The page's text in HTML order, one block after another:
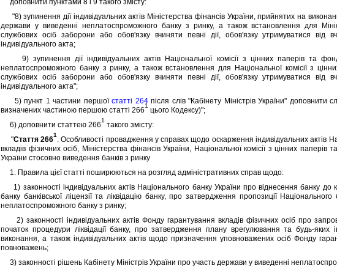
"8) зупинення дiї iндивiдуальних актiв Мiнiстерства фiнансiв України, прийнятих на
держави у виведеннi неплатоспроможного банку з ринку, а також встановлення для
службових осiб заборони або обов'язку вчиняти певнi дiї, обов'язку утримуватися вiд
iндивiдуального акта;
9) зупинення дiї iндивiдуальних актiв Нацiональної комiсiї з цiнних паперiв та
неплатоспроможного банку з ринку, а також встановлення для Нацiональної комiсiї з
службових осiб заборони або обов'язку вчиняти певнi дiї, обов'язку утримуватися вiд
iндивiдуального акта";
5) пункт 1 частини першоїстаттi 264пiсля слiв "Кабiнету Мiнiстрiв України" доповнити
визначених частиною першою статтi 266
1
цього Кодексу)";
6) доповнити статтею 266
1
такого змiсту:
"Стаття 266
1
. Особливостi провадження у справах щодо оскарження iндивiдуальних актiв
вкладiв фiзичних осiб, Мiнiстерства фiнансiв України, Нацiональної комiсiї з цiнних паперiв
України стосовно виведення банкiв з ринку
1. Правила цiєї статтi поширюються на розгляд адмiнiстративних справ щодо:
1) законностi iндивiдуальних актiв Нацiонального банку України про вiднесення банку до
банку банкiвської лiцензiї та лiквiдацiю банку, про затвердження пропозицiї
неплатоспроможного банку з ринку;
2) законностi iндивiдуальних актiв Фонду гарантування вкладiв фiзичних осiб про
початок процедури лiквiдацiї банку, про затвердження плану врегулювання та будь-
виконання, а також iндивiдуальних актiв щодо призначення уповноважених осiб Фонду
повноважень;
3) законностi рiшень Кабiнету Мiнiстрiв України про участь держави у виведеннi